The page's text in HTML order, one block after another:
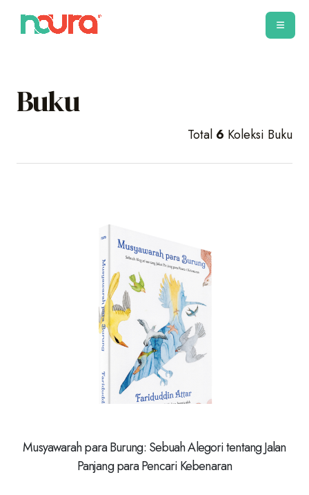
Buku
Total 6 Koleksi Buku
Musyawarah para Burung: Sebuah Alegori tentang Jalan
Panjang para Pencari Kebenaran